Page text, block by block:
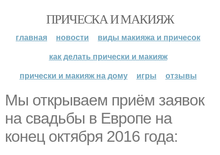
ПРИЧЕСКА И МАКИЯЖ
главная новости
виды макияжа и причесок
как делать прически и макияж
прически и макияж на дому
игры отзывы
Мы открываем приём заявок
на свадьбы в Европе на
конец октября 2016 года: